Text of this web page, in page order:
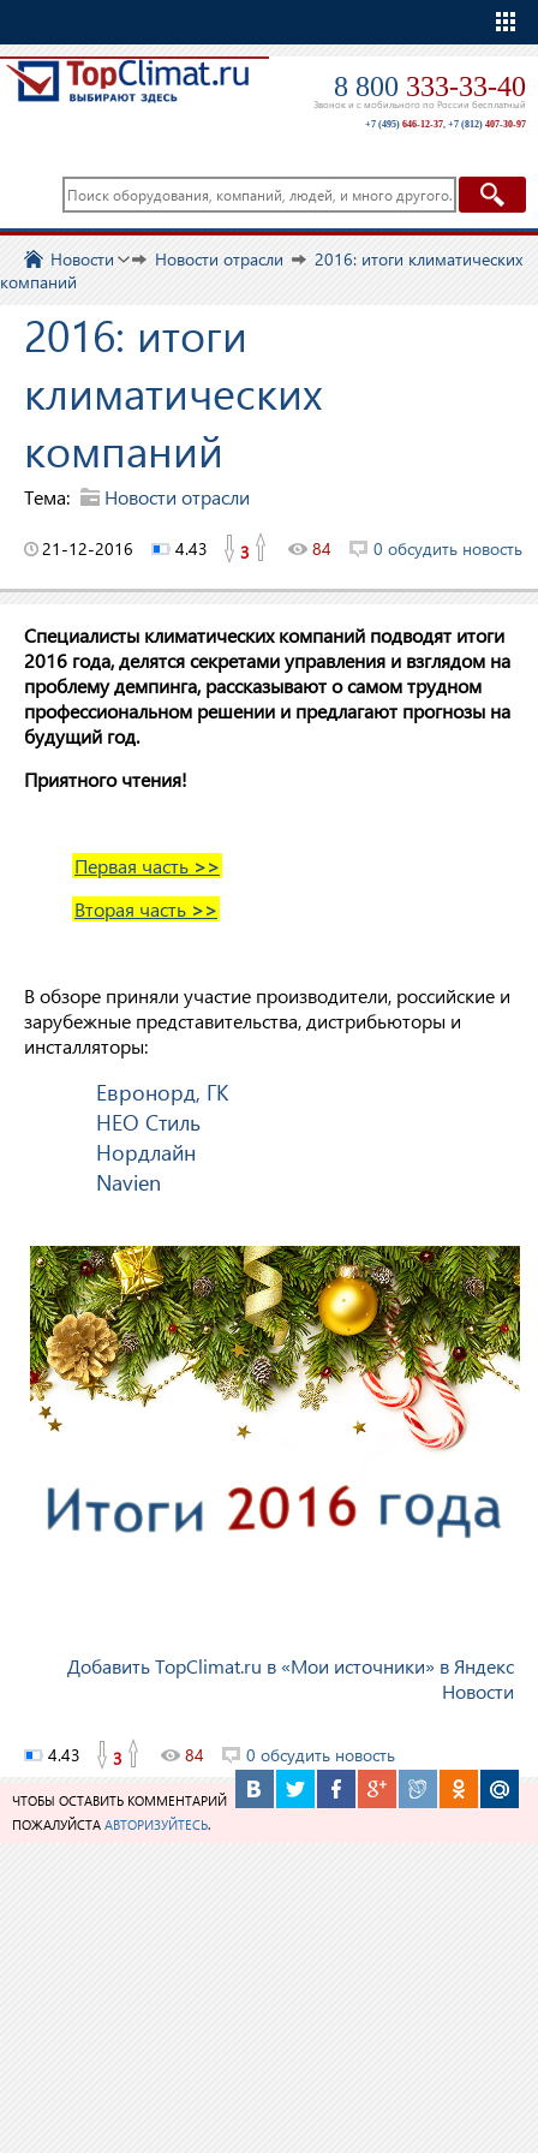
8 800 333-33-40
Звонок и с мобильного по России бесплатный
+7 (495) 646-12-37, +7 (812) 407-30-97
Новости Новости отрасли
2016: итоги климатических
компаний
2016: итоги
климатических
компаний
Тема: Новости отрасли
21-12-2016 4.43 3 84 0 обсудить новость
Специалисты климатических компаний подводят итоги
2016 года, делятся секретами управления и взглядом на
проблему демпинга, рассказывают о самом трудном
профессиональном решении и предлагают прогнозы на
будущий год.
Приятного чтения!
Первая часть >>
Вторая часть >>
В обзоре приняли участие производители, российские и
зарубежные представительства, дистрибьюторы и
инсталляторы:
Евронорд, ГК
НЕО Стиль
Нордлайн
Navien
Добавить TopClimat.ru в «Мои источники» в Яндекс
Новости
4.43 3 84 0 обсудить новость
ЧТОБЫ ОСТАВИТЬ КОММЕНТАРИЙ
ПОЖАЛУЙСТА АВТОРИЗУЙТЕСЬ